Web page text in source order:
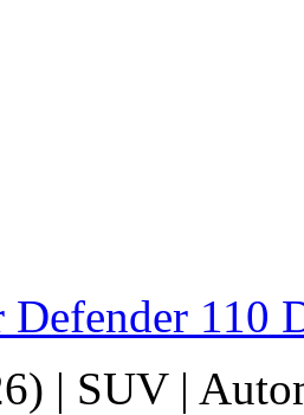
Defender 110
| SUV|